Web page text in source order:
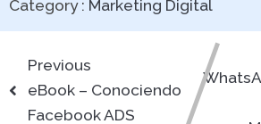
Category : Marketing Digital
Previous
eBook – Conociendo
Facebook ADS